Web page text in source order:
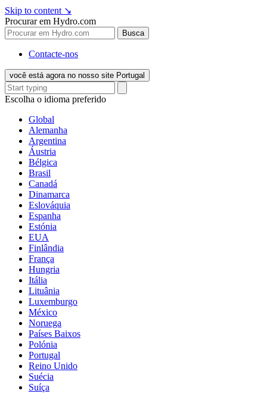
Skip to content ↘
Procurar em Hydro.com
Busca
Contacte-nos
você está agora no nosso site Portugal
Escolha o idioma preferido
Global
Alemanha
Argentina
Áustria
Bélgica
Brasil
Canadá
Dinamarca
Eslováquia
Espanha
Estónia
EUA
Finlândia
França
Hungria
Itália
Lituânia
Luxemburgo
México
Noruega
Países Baixos
Polónia
Portugal
Reino Unido
Suécia
Suíça